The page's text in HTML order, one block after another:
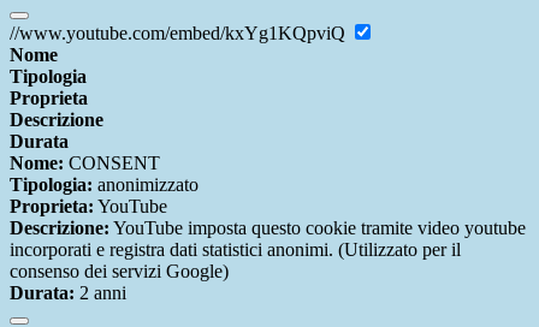
//www.youtube.com/embed/kxYg1KQpviQ
Nome
Tipologia
Proprieta
Descrizione
Durata
Nome: CONSENT
Tipologia: anonimizzato
Proprieta: YouTube
Descrizione: YouTube imposta questo cookie tramite video youtube
incorporati e registra dati statistici anonimi. (Utilizzato per il
consenso dei servizi Google)
Durata: 2 anni